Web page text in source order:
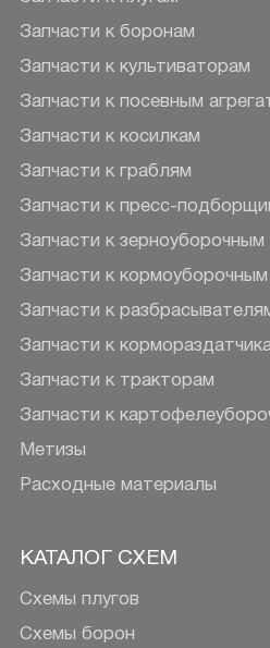
Запчасти к боронам
Запчасти к культиваторам
Запчасти к посевным
Запчасти к косилкам
Запчасти к граблям
Запчасти к пресс-
Запчасти к зерноуборочным
Запчасти к
Запчасти к
Запчасти к
Запчасти к тракторам
Запчасти к
Метизы
Расходные материалы
КАТАЛОГ СХЕМ
Схемы плугов
Схемы борон